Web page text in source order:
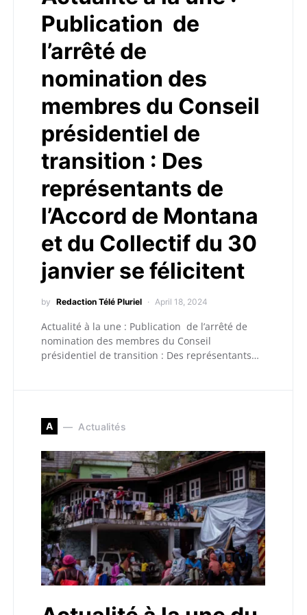
Publication de
l’arrêté de
nomination des
membres du Conseil
présidentiel de
transition : Des
représentants de
l’Accord de Montana
et du Collectif du 30
janvier se félicitent
by Redaction Télé Pluriel April 18, 2024
Actualité à la une : Publication de l’arrêté de
nomination des membres du Conseil
présidentiel de transition : Des représentants…
A Actualités